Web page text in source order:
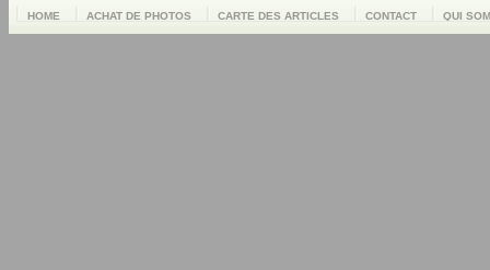
HOME ACHAT DE PHOTOS CARTE DES ARTICLES CONTACT QUI